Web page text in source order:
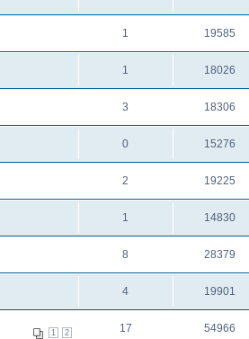
1 19585
1 18026
3 18306
0 15276
2 19225
1 14830
8 28379
4 19901
1 2 17 54966